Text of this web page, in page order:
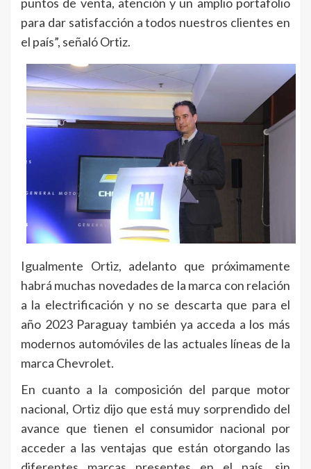
puntos de venta, atención y un amplio portafolio
para dar satisfacción a todos nuestros clientes en
el país”, señaló Ortiz.
Igualmente Ortiz, adelanto que próximamente
habrá muchas novedades de la marca con relación
a la electrificación y no se descarta que para el
año 2023 Paraguay también ya acceda a los más
modernos automóviles de las actuales líneas de la
marca Chevrolet.
En cuanto a la composición del parque motor
nacional, Ortiz dijo que está muy sorprendido del
avance que tienen el consumidor nacional por
acceder a las ventajas que están otorgando las